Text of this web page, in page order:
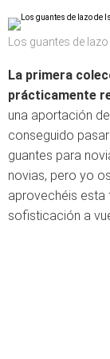
Los guantes de
La primera
prácticamente
una aportación
conseguido
guantes para
novias, pero yo
aprovechéis esta
sofisticación a